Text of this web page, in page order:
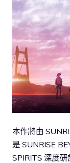
本作將由
是 SUNRISE
SPIRITS 深度